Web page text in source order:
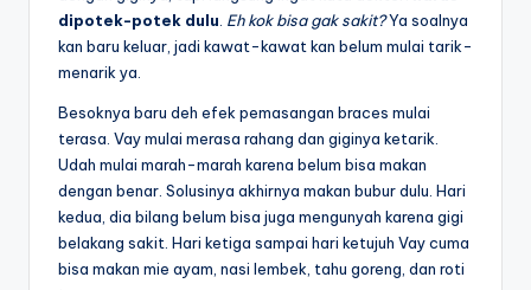
dipotek-potek dulu. Eh kok bisa gak sakit?Ya soalnya
kan baru keluar, jadi kawat-kawat kan belum mulai tarik-
menarik ya.
Besoknya baru deh efek pemasangan braces mulai
terasa. Vay mulai merasa rahang dan giginya ketarik.
Udah mulai marah-marah karena belum bisa makan
dengan benar. Solusinya akhirnya makan bubur dulu. Hari
kedua, dia bilang belum bisa juga mengunyah karena gigi
belakang sakit. Hari ketiga sampai hari ketujuh Vay cuma
bisa makan mie ayam, nasi lembek, tahu goreng, dan roti